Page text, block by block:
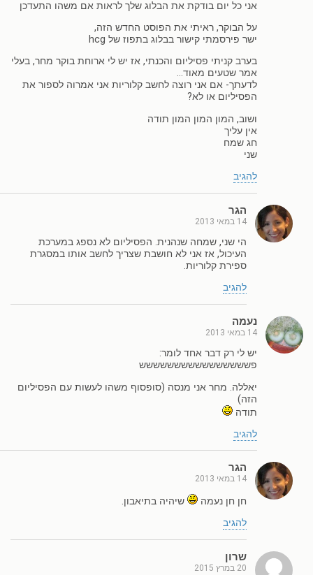
אני כל יום בודקת את הבלוג שלך לראות אם משהו התעדכן
על הבוקר, ראיתי את הפוסט החדש הזה,
ישר פירסמתי קישור בבלוג בתפוז של hcg
בערב קניתי פסיליום והכנתי, אז יש לי ארוחת בוקר מחר, בעלי
אמר שטעים מאוד…
לדעתך- אם אני רוצה לחשב קלוריות אני אמרוה לספור את
הפסיליום או לא?
ושוב, המון המון המון תודה
אין עליך
חג שמח
שני
להגיב
הגר
14 במאי 2013
הי שני, שמחה שנהנית. הפסיליום לא נספג במערכת
העיכול, אז אני לא חושבת שצריך לחשב אותו במסגרת
ספירת קלוריות.
להגיב
נעמה
14 במאי 2013
יש לי רק דבר אחד לומר:
פשששששששששששששששש
יאללה. מחר אני מנסה (סופסוף משהו לעשות עם הפסיליום
הזה)
תודה
להגיב
הגר
14 במאי 2013
חן חן נעמה
שיהיה בתיאבון.
להגיב
שרון
20 במרץ 2015